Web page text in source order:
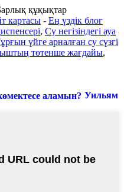
құқықтар
картасы - Ең үздік блог
, Су негізіндегі ауа
үйге арналған су сүзгі
төтенше жағдайы,
Уильям